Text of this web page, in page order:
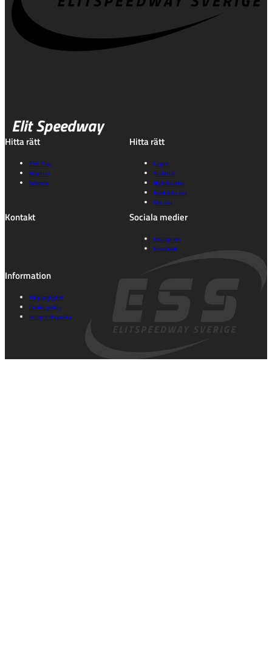
Elit Speedway
Hitta rätt
ESS Play
Biljetter
Schema
Hitta rätt
Lagen
Statistik
Nyhetsarkiv
Kontakta oss
Om oss
Kontakt Sociala medier
Instagram
Facebook
Information
Tillgänglighet
Cookie policy
Integritetspolicy